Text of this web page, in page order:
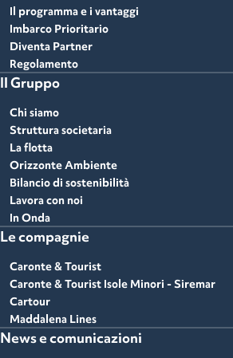
Il programma e i vantaggi
Imbarco Prioritario
Diventa Partner
Regolamento
Il Gruppo
Chi siamo
Struttura societaria
La flotta
Orizzonte Ambiente
Bilancio di sostenibilità
Lavora con noi
In Onda
Le compagnie
Caronte & Tourist
Caronte & Tourist Isole Minori - Siremar
Cartour
Maddalena Lines
News e comunicazioni